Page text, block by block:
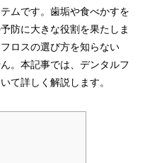
ムです。歯垢や食べかすを
防に大きな役割を果たしま
ロスの選び方を知らない
。本記事では、デンタルフ
て詳しく解説します。